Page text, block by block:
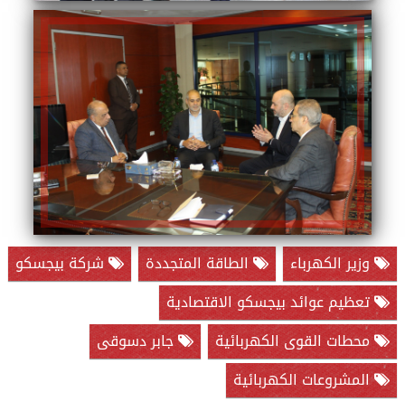
وزير الكهرباء الطاقة المتجددة
شركة بيجسكو
تعظيم عوائد بيجسكو الاقتصادية
محطات القوى الكهربائية
جابر دسوقى
المشروعات الكهربائية